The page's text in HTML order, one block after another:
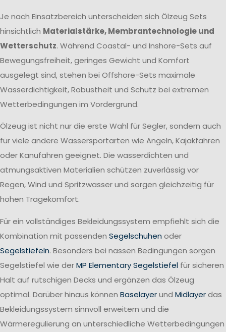
Je nach Einsatzbereich unterscheiden sich Ölzeug Sets
hinsichtlich Materialstärke, Membrantechnologie und
Wetterschutz. Während Coastal- und Inshore-Sets auf
Bewegungsfreiheit, geringes Gewicht und Komfort
ausgelegt sind, stehen bei Offshore-Sets maximale
Wasserdichtigkeit, Robustheit und Schutz bei extremen
Wetterbedingungen im Vordergrund.
Ölzeug ist nicht nur die erste Wahl für Segler, sondern auch
für viele andere Wassersportarten wie Angeln, Kajakfahren
oder Kanufahren geeignet. Die wasserdichten und
atmungsaktiven Materialien schützen zuverlässig vor
Regen, Wind und Spritzwasser und sorgen gleichzeitig für
hohen Tragekomfort.
Für ein vollständiges Bekleidungssystem empfiehlt sich die
Kombination mit passenden Segelschuhen oder
Segelstiefeln. Besonders bei nassen Bedingungen sorgen
Segelstiefel wie derMP Elementary Segelstiefel für sicheren
Halt auf rutschigen Decks und ergänzen das Ölzeug
optimal. Darüber hinaus können Baselayerund Midlayerdas
Bekleidungssystem sinnvoll erweitern und die
Wärmeregulierung an unterschiedliche Wetterbedingungen